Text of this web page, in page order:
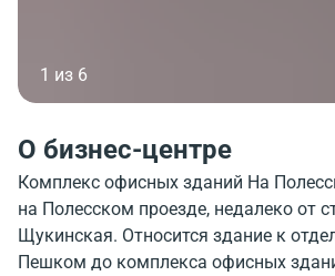
1 из 6
О бизнес-центре
Комплекс офисных зданий На
на Полесском проезде, недалеко от
Щукинская. Относится здание к
Пешком до комплекса офисных